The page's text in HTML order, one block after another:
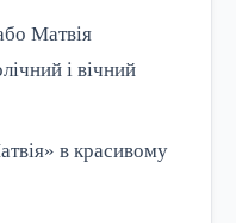
Матвія
і вічний
в красивому